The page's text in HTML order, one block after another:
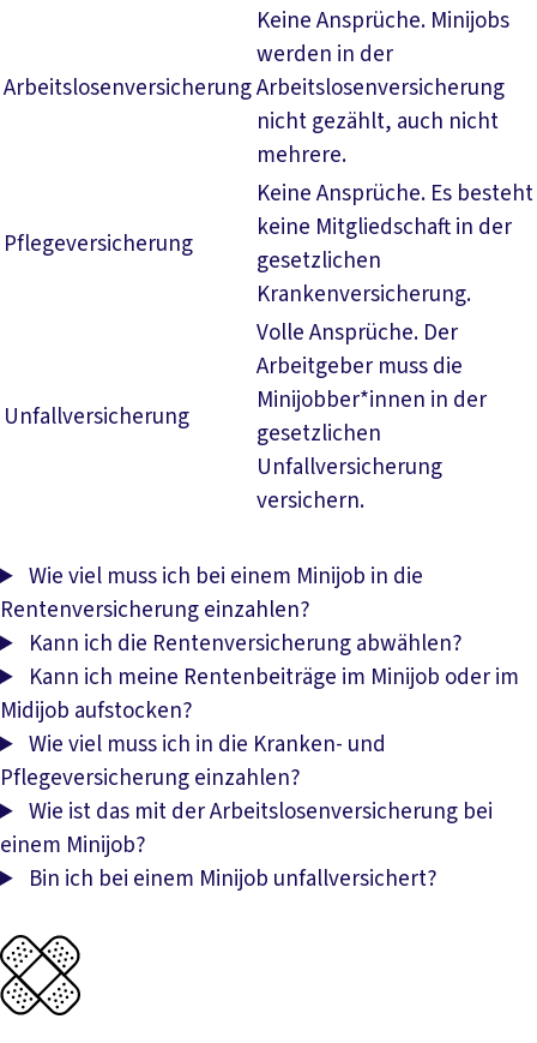
Arbeitslosenversicherung
Keine Ansprüche. Minijobs
werden in der
Arbeitslosenversicherung
nicht gezählt, auch nicht
mehrere.
Pflegeversicherung
Keine Ansprüche. Es besteht
keine Mitgliedschaft in der
gesetzlichen
Krankenversicherung.
Unfallversicherung
Volle Ansprüche. Der
Arbeitgeber muss die
Minijobber*innen in der
gesetzlichen
Unfallversicherung
versichern.
Wie viel muss ich bei einem Minijob in die
Rentenversicherung einzahlen?
Kann ich die Rentenversicherung abwählen?
Kann ich meine Rentenbeiträge im Minijob oder im
Midijob aufstocken?
Wie viel muss ich in die Kranken- und
Pflegeversicherung einzahlen?
Wie ist das mit der Arbeitslosenversicherung bei
einem Minijob?
Bin ich bei einem Minijob unfallversichert?